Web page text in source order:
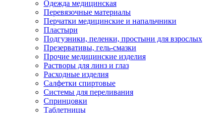
Одежда медицинская
Перевязочные материалы
Перчатки медицинские и напальчники
Пластыри
Подгузники, пеленки, простыни для взрослых
Презервативы, гель-смазки
Прочие медицинские изделия
Растворы для линз и глаз
Расходные изделия
Салфетки спиртовые
Системы для переливания
Спринцовки
Таблетницы